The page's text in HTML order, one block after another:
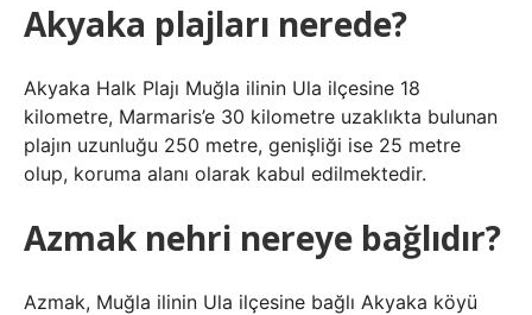
Akyaka plajları nerede?
Akyaka Halk Plajı Muğla ilinin Ula ilçesine 18
kilometre, Marmaris’e 30 kilometre uzaklıkta bulunan
plajın uzunluğu 250 metre, genişliği ise 25 metre
olup, koruma alanı olarak kabul edilmektedir.
Azmak nehri nereye bağlıdır?
Azmak, Muğla ilinin Ula ilçesine bağlı Akyaka köyü